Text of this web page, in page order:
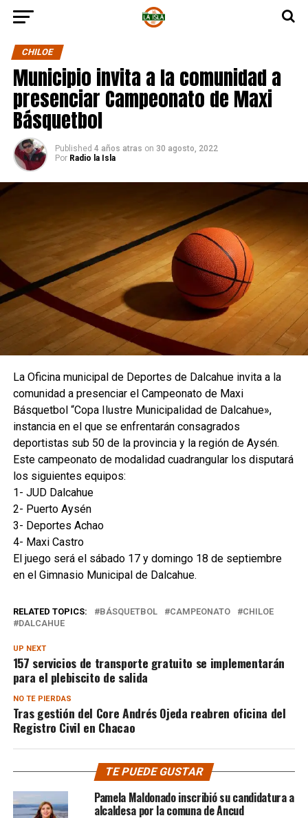
CHILOE
Municipio invita a la comunidad a
presenciar Campeonato de Maxi
Básquetbol
Published 4 años atras on 30 agosto, 2022
Por Radio la Isla
La Oficina municipal de Deportes de Dalcahue invita a la
comunidad a presenciar el Campeonato de Maxi
Básquetbol “Copa Ilustre Municipalidad de Dalcahue»,
instancia en el que se enfrentarán consagrados
deportistas sub 50 de la provincia y la región de Aysén.
Este campeonato de modalidad cuadrangular los disputará
los siguientes equipos:
1- JUD Dalcahue
2- Puerto Aysén
3- Deportes Achao
4- Maxi Castro
El juego será el sábado 17 y domingo 18 de septiembre
en el Gimnasio Municipal de Dalcahue.
RELATED TOPICS: BÁSQUETBOL CAMPEONATO
CHILOE
DALCAHUE
UP NEXT
157 servicios de transporte gratuito se implementarán
para el plebiscito de salida
NO TE PIERDAS
Tras gestión del Core Andrés Ojeda reabren oficina del
Registro Civil en Chacao
TE PUEDE GUSTAR
Pamela Maldonado inscribió su candidatura a
alcaldesa por la comuna de Ancud